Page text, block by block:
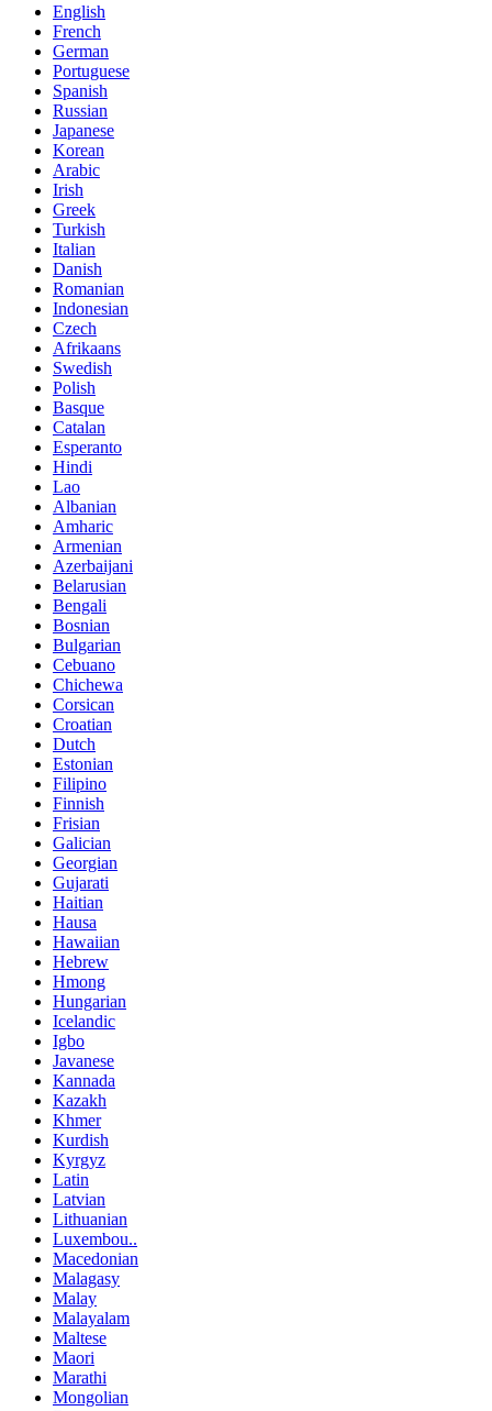
English
French
German
Portuguese
Spanish
Russian
Japanese
Korean
Arabic
Irish
Greek
Turkish
Italian
Danish
Romanian
Indonesian
Czech
Afrikaans
Swedish
Polish
Basque
Catalan
Esperanto
Hindi
Lao
Albanian
Amharic
Armenian
Azerbaijani
Belarusian
Bengali
Bosnian
Bulgarian
Cebuano
Chichewa
Corsican
Croatian
Dutch
Estonian
Filipino
Finnish
Frisian
Galician
Georgian
Gujarati
Haitian
Hausa
Hawaiian
Hebrew
Hmong
Hungarian
Icelandic
Igbo
Javanese
Kannada
Kazakh
Khmer
Kurdish
Kyrgyz
Latin
Latvian
Lithuanian
Luxembou..
Macedonian
Malagasy
Malay
Malayalam
Maltese
Maori
Marathi
Mongolian